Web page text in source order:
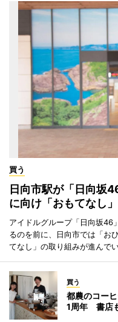
買う
日向市駅が「日向坂
に向け「おもてなし
アイドルグループ「日向坂46
るのを前に、日向市では「お
てなし」の取り組みが進んでい
買う
都農のコー
1周年 書店